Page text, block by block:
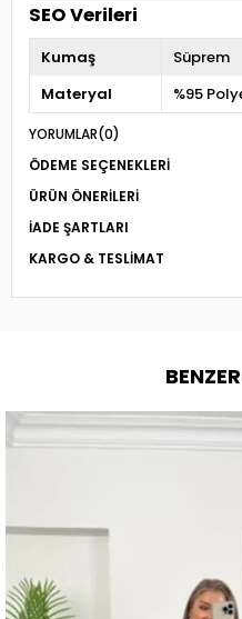
SEO Verileri
Kumaş
Süprem
Materyal
%95
YORUMLAR(0)
ÖDEME SEÇENEKLERI
ÜRÜN ÖNERILERI
İADE ŞARTLARI
KARGO & TESLIMAT